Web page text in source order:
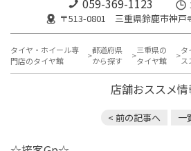
059-369-1123
〒513-0801 三重県鈴鹿市神戸
タイヤ・ホイール専
門店のタイヤ館
都道府県
から探す
三重県の
タイヤ館
タ
ス
店舗おススメ情
< 前の記事へ 一